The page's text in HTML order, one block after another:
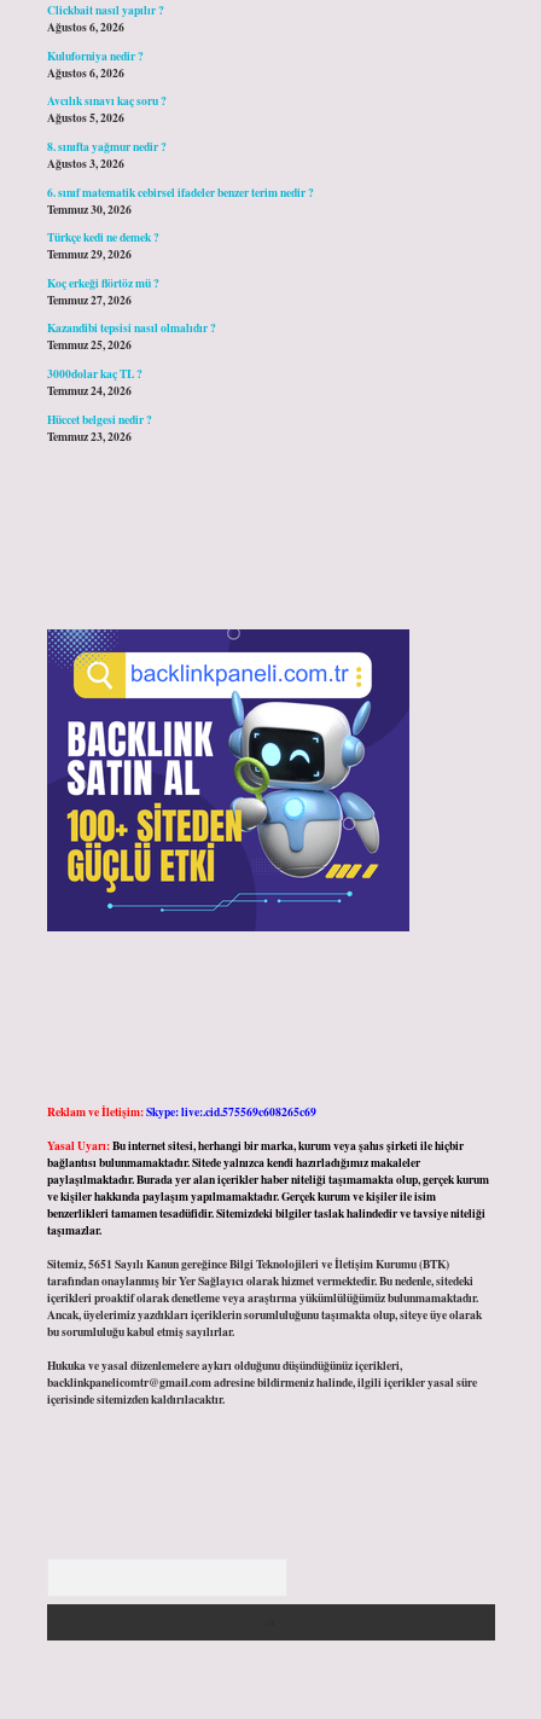
Clickbait nasıl yapılır ?
Ağustos 6, 2026
Kuluforniya nedir ?
Ağustos 6, 2026
Avcılık sınavı kaç soru ?
Ağustos 5, 2026
8. sınıfta yağmur nedir ?
Ağustos 3, 2026
6. sınıf matematik cebirsel ifadeler benzer terim nedir ?
Temmuz 30, 2026
Türkçe kedi ne demek ?
Temmuz 29, 2026
Koç erkeği flörtöz mü ?
Temmuz 27, 2026
Kazandibi tepsisi nasıl olmalıdır ?
Temmuz 25, 2026
3000dolar kaç TL ?
Temmuz 24, 2026
Hüccet belgesi nedir ?
Temmuz 23, 2026
Reklam ve İletişim:Skype: live:.cid.575569c608265c69
Yasal Uyarı:Bu internet sitesi, herhangi bir marka, kurum veya şahıs şirketi ile hiçbir
bağlantısı bulunmamaktadır. Sitede yalnızca kendi hazırladığımız makaleler
paylaşılmaktadır. Burada yer alan içerikler haber niteliği taşımamakta olup, gerçek kurum
ve kişiler hakkında paylaşım yapılmamaktadır. Gerçek kurum ve kişiler ile isim
benzerlikleri tamamen tesadüfidir. Sitemizdeki bilgiler taslak halindedir ve tavsiye niteliği
taşımazlar.
Sitemiz, 5651 Sayılı Kanun gereğince Bilgi Teknolojileri ve İletişim Kurumu (BTK)
tarafından onaylanmış bir Yer Sağlayıcı olarak hizmet vermektedir. Bu nedenle, sitedeki
içerikleri proaktif olarak denetleme veya araştırma yükümlülüğümüz bulunmamaktadır.
Ancak, üyelerimiz yazdıkları içeriklerin sorumluluğunu taşımakta olup, siteye üye olarak
bu sorumluluğu kabul etmiş sayılırlar.
Hukuka ve yasal düzenlemelere aykırı olduğunu düşündüğünüz içerikleri,
backlinkpanelicomtr@gmail.comadresine bildirmeniz halinde, ilgili içerikler yasal süre
içerisinde sitemizden kaldırılacaktır.